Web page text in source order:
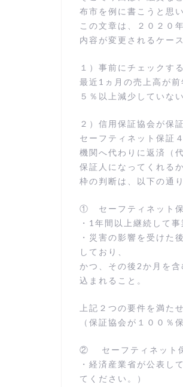
布市を例に書こうと思い
この文章は、２０２０
内容が変更されるケー
１）事前にチェックす
最近1ヵ月の売上高が
５％以上減少していな
２）信用保証協会が保
セーフティネット保証
機関へ代わりに返済（
保証人になってくれる
枠の判断は、以下の通り
① セーフティネット保
・1年間以上継続して
・災害の影響を受けた
しており、
かつ、その後2か月を
込まれること。
上記２つの要件を満た
（保証協会が１００％
② セーフティネット
・経済産業省が公表し
てください。）